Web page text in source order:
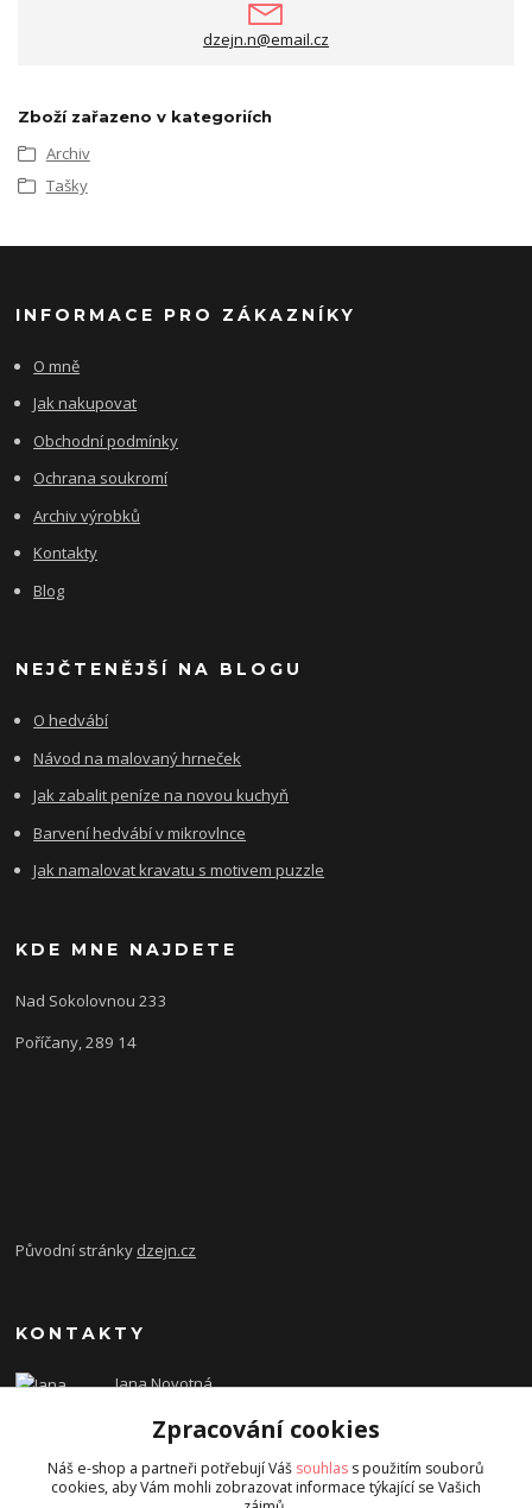
dzejn.n@email.cz
Zboží zařazeno v kategoriích
Archiv
Tašky
INFORMACE PRO ZÁKAZNÍKY
O mně
Jak nakupovat
Obchodní podmínky
Ochrana soukromí
Archiv výrobků
Kontakty
Blog
NEJČTENĚJŠÍ NA BLOGU
O hedvábí
Návod na malovaný hrneček
Jak zabalit peníze na novou kuchyň
Barvení hedvábí v mikrovlnce
Jak namalovat kravatu s motivem puzzle
KDE MNE NAJDETE
Nad Sokolovnou 233
Poříčany, 289 14
Původní stránky dzejn.cz
KONTAKTY
Jana Novotná
dzejn.n@email.cz
Zpracování cookies
Náš e-shop a partneři potřebují Váš souhlas s použitím souborů
cookies, aby Vám mohli zobrazovat informace týkající se Vašich